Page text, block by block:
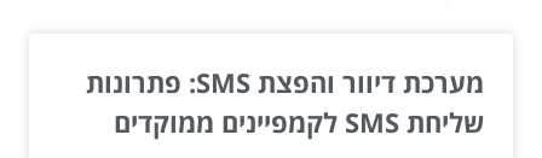
מערכת דיוור והפצת SMS: פתרונות
שליחת SMS לקמפיינים ממוקדים